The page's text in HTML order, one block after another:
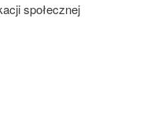
społecznej